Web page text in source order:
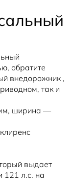
обратите
внедорожник ,
так и
ширина —
выдает
121 л.с. на